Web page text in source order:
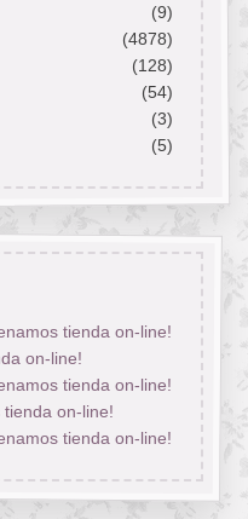
(9)
(4878)
(128)
(54)
(3)
(5)
tienda on-line!
on-line!
tienda on-line!
tienda on-line!
tienda on-line!